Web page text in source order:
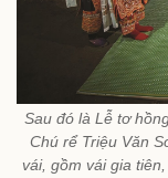
Sau đó là Lễ tơ
Chú rể Triệu Văn
vái, gồm vái gia